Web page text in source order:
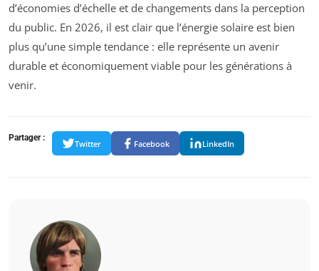
d’économies d’échelle et de changements dans la perception
du public. En 2026, il est clair que l’énergie solaire est bien
plus qu’une simple tendance : elle représente un avenir
durable et économiquement viable pour les générations à
venir.
Partager :
Twitter Facebook LinkedIn